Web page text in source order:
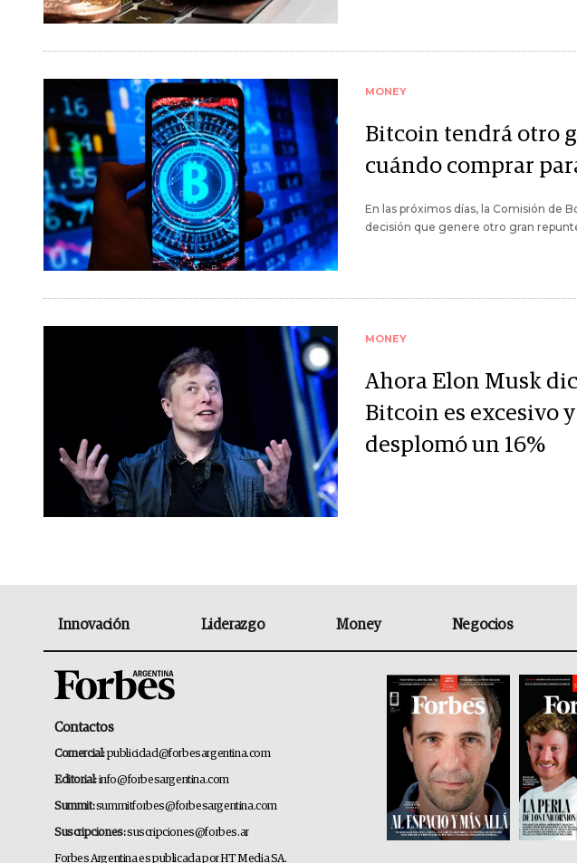
MONEY
Bitcoin tendrá otro
cuándo comprar
En las próximos días, la Comisión de
decisión que genere otro gran
MONEY
Ahora Elon Musk
Bitcoin es excesivo
desplomó un 16%
Innovación Liderazgo Money Negocios
Contactos
Comercial:publicidad@forbesargentina.com
Editorial:info@forbesargentina.com
Summit:summitforbes@forbesargentina.com
Suscripciones:suscripciones@forbes.ar
Forbes Argentina es publicada por HT Media SA.